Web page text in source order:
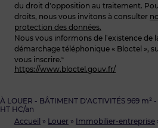
Accueil » Louer » Immobilier-entreprise
À LOUER - BÂTIMENT D'ACTIVITÉS 969 m²
HT HC/an
du droit d’opposition au traitement.
droits, nous vous invitons à consulter
protection des données.
Nous vous informons de l’existence de
démarchage téléphonique « Bloctel »,
vous inscrire.“
https://www.bloctel.gouv.fr/